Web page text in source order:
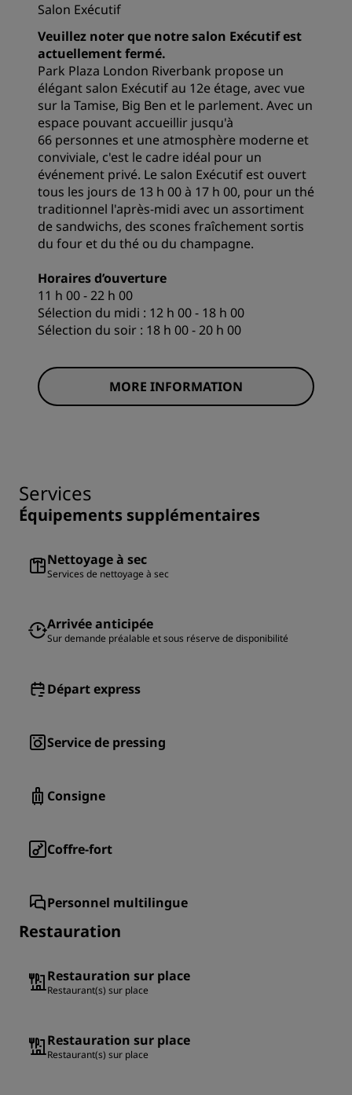
Salon Exécutif
Veuillez noter que notre salon Exécutif est
actuellement fermé.
Park Plaza London Riverbank propose un
élégant salon Exécutif au 12e étage, avec vue
sur la Tamise, Big Ben et le parlement. Avec un
espace pouvant accueillir jusqu'à
66 personnes et une atmosphère moderne et
conviviale, c'est le cadre idéal pour un
événement privé. Le salon Exécutif est ouvert
tous les jours de 13 h 00 à 17 h 00, pour un thé
traditionnel l'après-midi avec un assortiment
de sandwichs, des scones fraîchement sortis
du four et du thé ou du champagne.
Horaires d’ouverture
11 h 00 - 22 h 00
Sélection du midi : 12 h 00 - 18 h 00
Sélection du soir : 18 h 00 - 20 h 00
MORE INFORMATION
Services
Équipements supplémentaires
Nettoyage à sec
Services de nettoyage à sec
Arrivée anticipée
Sur demande préalable et sous réserve de disponibilité
Départ express
Service de pressing
Consigne
Coffre-fort
Personnel multilingue
Restauration
Restauration sur place
Restaurant(s) sur place
Restauration sur place
Restaurant(s) sur place